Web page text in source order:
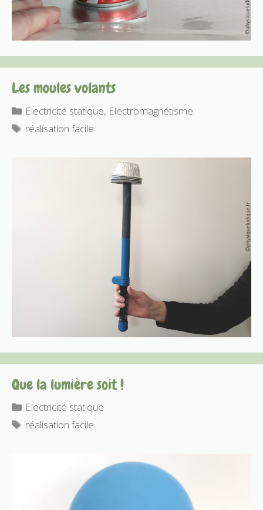
Les moules volants
Catégories
Electricité statique, Electromagnétisme
Étiquettes
réalisation facile
Que la lumière soit !
Catégories
Electricité statique
Étiquettes
réalisation facile